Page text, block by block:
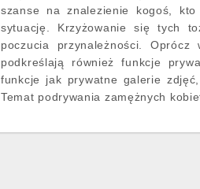
szanse na znalezienie kogoś,
sytuację. Krzyżowanie się tych
poczucia przynależności.
podkreślają również funkcje
funkcje jak prywatne galerie
Temat podrywania zamężnych